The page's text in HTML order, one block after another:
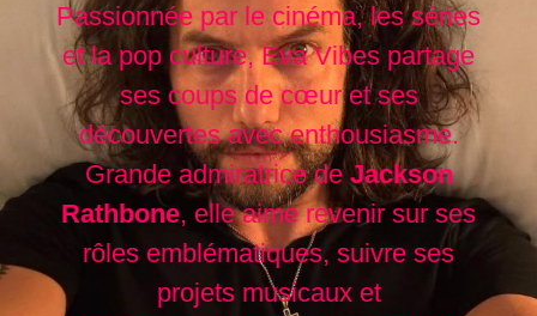
Passionnée par le cinéma, les séries
et la pop culture, Eva Vibes partage
ses coups de cœur et ses
découvertes avec enthousiasme.
Grande admiratrice deJackson
Rathbone, elle aime revenir sur ses
rôles emblématiques, suivre ses
projets musicaux et